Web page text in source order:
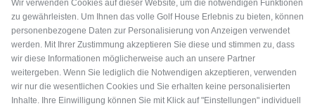
Wir verwenden Cookies auf dieser Website, um die notwendigen Funktionen
zu gewährleisten. Um Ihnen das volle Golf House Erlebnis zu bieten, können
personenbezogene Daten zur Personalisierung von Anzeigen verwendet
werden. Mit Ihrer Zustimmung akzeptieren Sie diese und stimmen zu, dass
wir diese Informationen möglicherweise auch an unsere Partner
weitergeben. Wenn Sie lediglich die Notwendigen akzeptieren, verwenden
wir nur die wesentlichen Cookies und Sie erhalten keine personalisierten
Inhalte. Ihre Einwilligung können Sie mit Klick auf "Einstellungen" individuell